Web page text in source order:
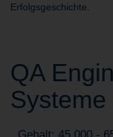
Erfolgsgeschichte.
QA
Gehalt: 45.000 -